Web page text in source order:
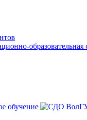
обучение